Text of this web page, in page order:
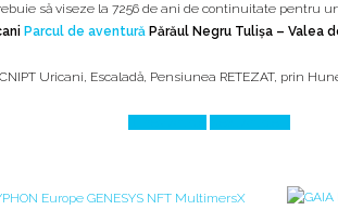
să viseze la 7256 de ani de continuitate pentru
Parcul de aventură Părăul Negru Tulișa – Valea
CNIPT Uricani, Escaladă, Pensiunea RETEZAT, prin